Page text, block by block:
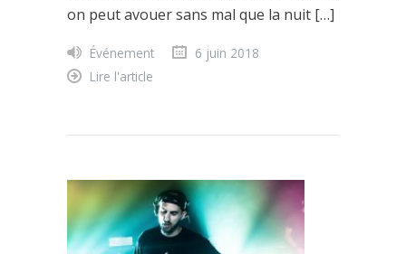
on peut avouer sans mal que la nuit […]
Événement
6 juin 2018
Lire l'article